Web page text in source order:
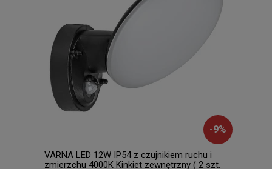
-9%
VARNA LED 12W IP54 z czujnikiem ruchu i
zmierzchu 4000K Kinkiet zewnętrzny ( 2 szt.